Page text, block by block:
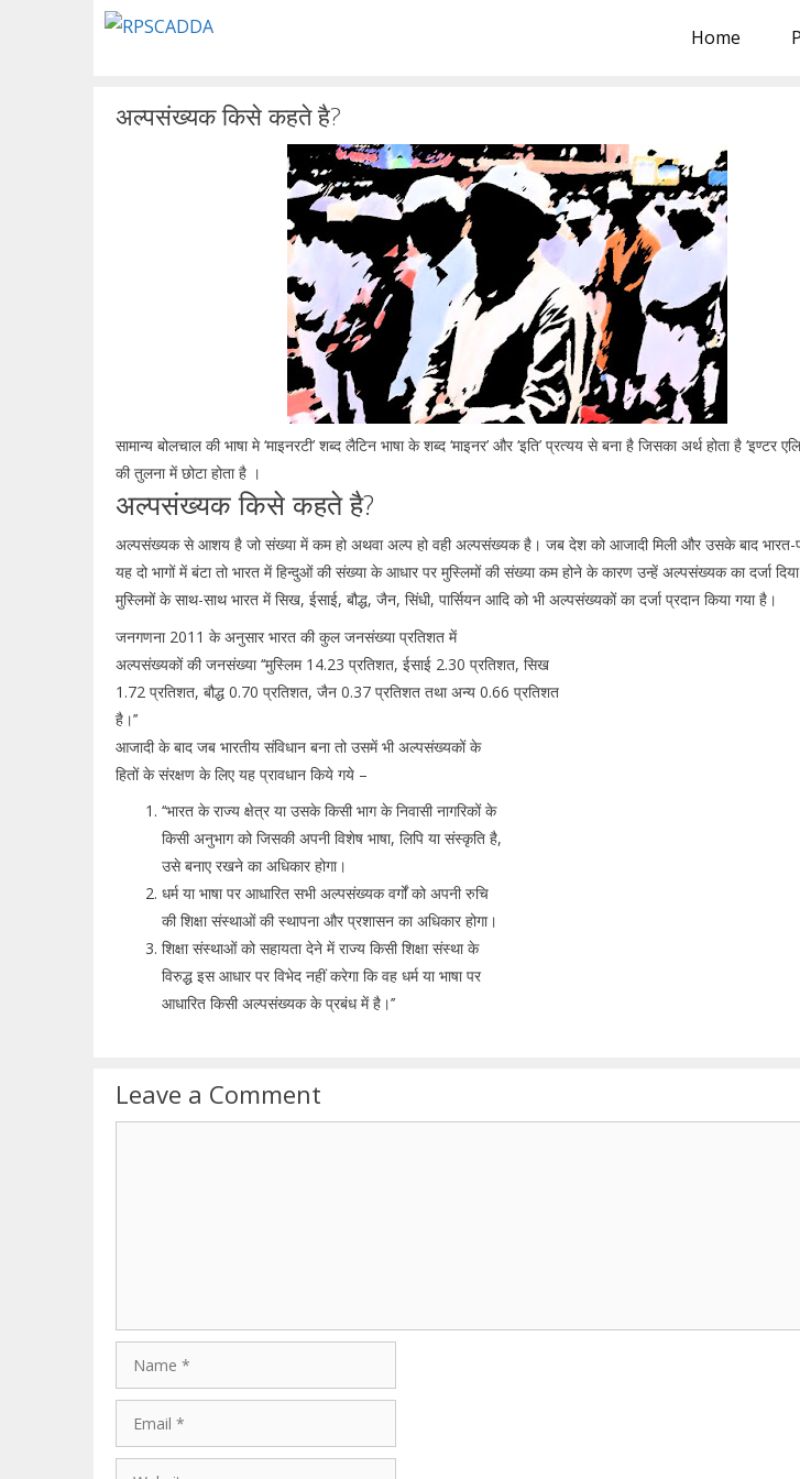
Home
अल्पसंख्यक किसे कहते है?
सामान्य बोलचाल की भाषा मे ‘माइनरटी’ शब्द लैटिन भाषा के शब्द ‘माइनर’ और ‘इति’ प्रत्यय से बना है जिसका अर्थ होता है ‘इण्टर
की तुलना में छोटा होता है ।
अल्पसंख्यक किसे कहते है?
अल्पसंख्यक से आशय है जो संख्या में कम हो अथवा अल्प हो वही अल्पसंख्यक है। जब देश को आजादी मिली और उसके बाद भारत-
यह दो भागों में बंटा तो भारत में हिन्दुओं की संख्या के आधार पर मुस्लिमों की संख्या कम होने के कारण उन्हें अल्पसंख्यक का दर्जा
मुस्लिमों के साथ-साथ भारत में सिख, ईसाई, बौद्ध, जैन, सिंधी, पार्सियन आदि को भी अल्पसंख्यकों का दर्जा प्रदान किया गया है।
जनगणना 2011 के अनुसार भारत की कुल जनसंख्या प्रतिशत में
अल्पसंख्यकों की जनसंख्या ‘‘मुस्लिम 14.23 प्रतिशत, ईसाई 2.30 प्रतिशत, सिख
1.72 प्रतिशत, बौद्ध 0.70 प्रतिशत, जैन 0.37 प्रतिशत तथा अन्य 0.66 प्रतिशत
है।’’
आजादी के बाद जब भारतीय संविधान बना तो उसमें भी अल्पसंख्यकों के
हितों के संरक्षण के लिए यह प्रावधान किये गये –
‘‘भारत के राज्य क्षेत्र या उसके किसी भाग के निवासी नागरिकों के
किसी अनुभाग को जिसकी अपनी विशेष भाषा, लिपि या संस्कृति है,
उसे बनाए रखने का अधिकार होगा।
धर्म या भाषा पर आधारित सभी अल्पसंख्यक वर्गों को अपनी रुचि
की शिक्षा संस्थाओं की स्थापना और प्रशासन का अधिकार होगा।
शिक्षा संस्थाओं को सहायता देने में राज्य किसी शिक्षा संस्था के
विरुद्ध इस आधार पर विभेद नहीं करेगा कि वह धर्म या भाषा पर
आधारित किसी अल्पसंख्यक के प्रबंध में है।’’
Leave a Comment
Website